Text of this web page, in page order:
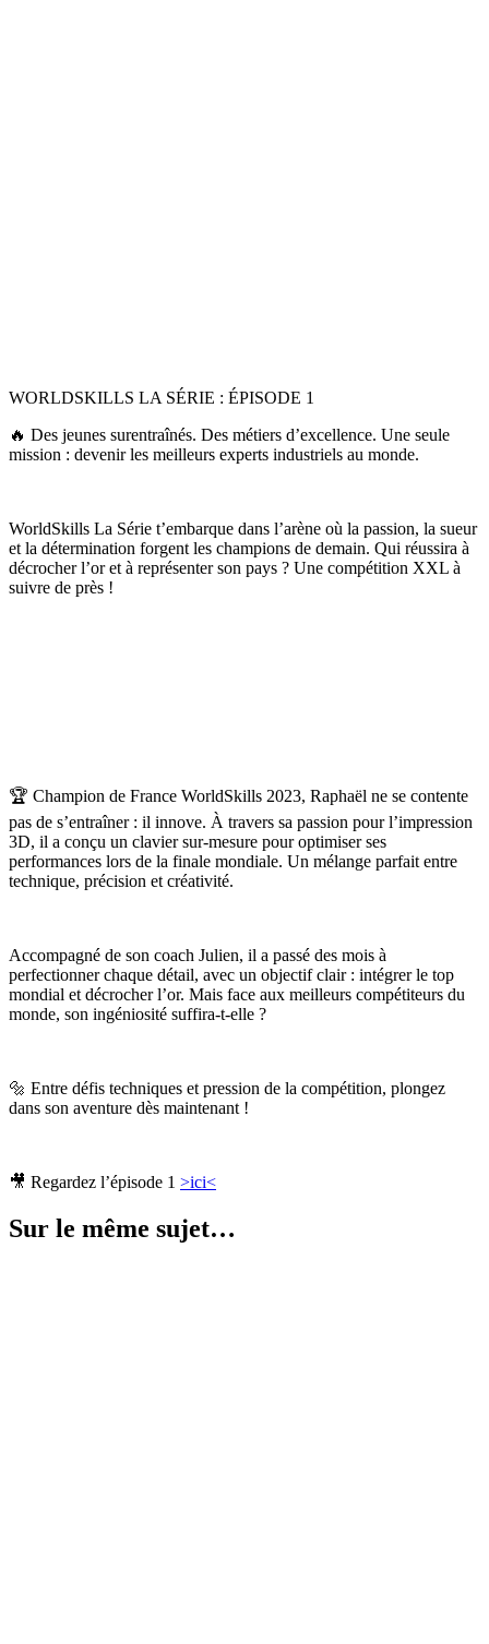
WORLDSKILLS LA SÉRIE : ÉPISODE 1
🔥 Des jeunes surentraînés. Des métiers d’excellence. Une seule
mission : devenir les meilleurs experts industriels au monde.
WorldSkills La Série t’embarque dans l’arène où la passion, la sueur
et la détermination forgent les champions de demain. Qui réussira à
décrocher l’or et à représenter son pays ? Une compétition XXL à
suivre de près !
🏆 Champion de France WorldSkills 2023, Raphaël ne se contente
pas de s’entraîner : il innove. À travers sa passion pour l’impression
3D, il a conçu un clavier sur-mesure pour optimiser ses
performances lors de la finale mondiale. Un mélange parfait entre
technique, précision et créativité.
Accompagné de son coach Julien, il a passé des mois à
perfectionner chaque détail, avec un objectif clair : intégrer le top
mondial et décrocher l’or. Mais face aux meilleurs compétiteurs du
monde, son ingéniosité suffira-t-elle ?
🔩 Entre défis techniques et pression de la compétition, plongez
dans son aventure dès maintenant !
🎥 Regardez l’épisode 1 >ici<
Sur le même sujet…